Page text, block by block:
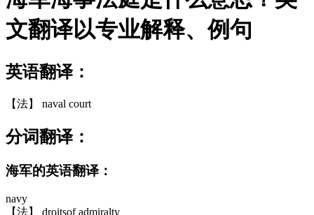
文翻译以专业解释、例句
英语翻译：
【法】 naval court
分词翻译：
海军的英语翻译：
navy
【法】 droitsof admiralty